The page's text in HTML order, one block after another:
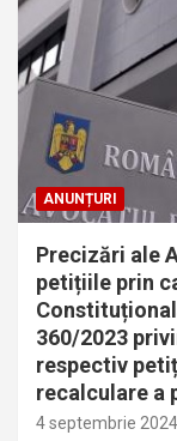
ANUNȚURI
Precizări ale
petițiile prin
360/2023
respectiv
recalculare a
4 septembrie 2024